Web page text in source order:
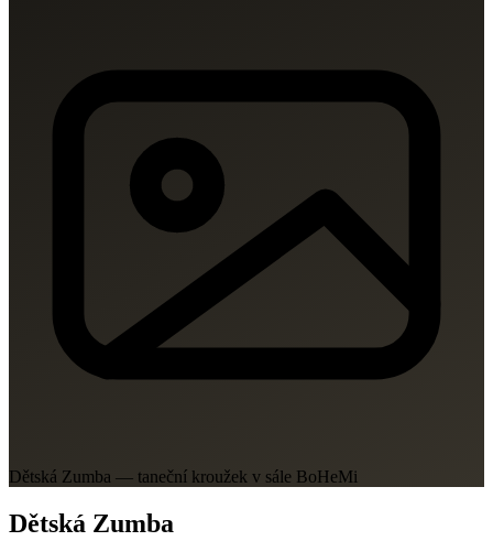
Dětská Zumba — taneční kroužek v sále BoHeMi
Dětská Zumba